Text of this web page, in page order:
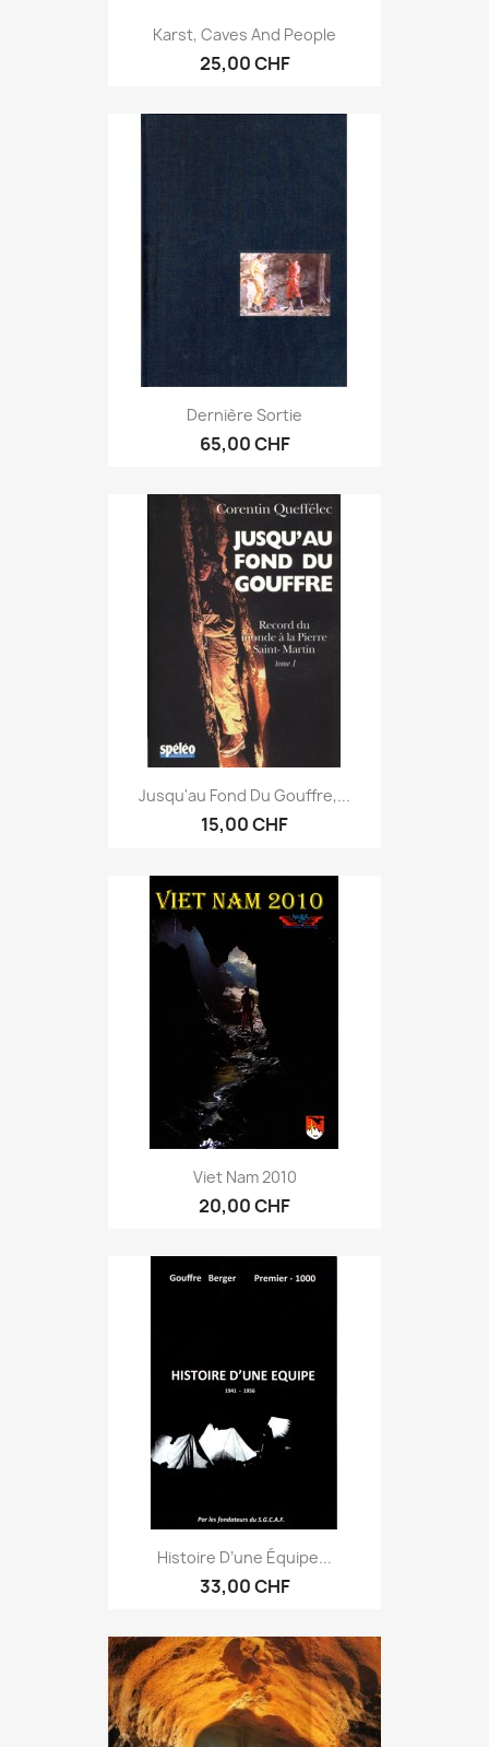
Karst, Caves And People
25,00 CHF
Dernière Sortie
65,00 CHF
Jusqu'au Fond Du Gouffre,...
15,00 CHF
Viet Nam 2010
20,00 CHF
Histoire D’une Équipe...
33,00 CHF